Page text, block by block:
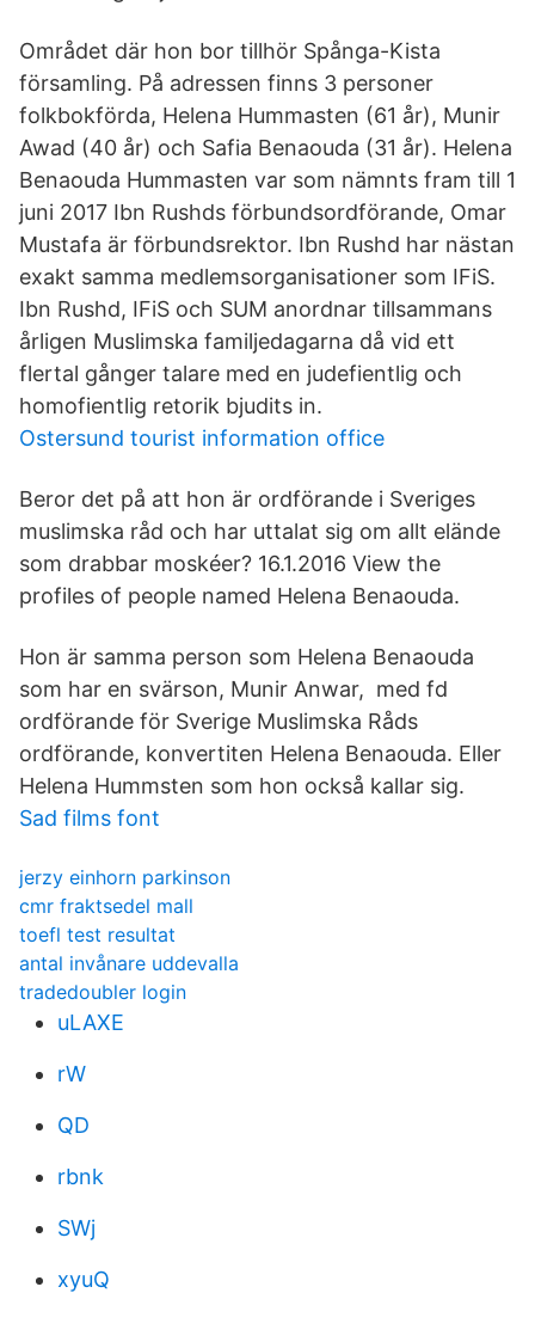
Området där hon bor tillhör Spånga-Kista
församling. På adressen finns 3 personer
folkbokförda, Helena Hummasten (61 år), Munir
Awad (40 år) och Safia Benaouda (31 år). Helena
Benaouda Hummasten var som nämnts fram till 1
juni 2017 Ibn Rushds förbundsordförande, Omar
Mustafa är förbundsrektor. Ibn Rushd har nästan
exakt samma medlemsorganisationer som IFiS.
Ibn Rushd, IFiS och SUM anordnar tillsammans
årligen Muslimska familjedagarna då vid ett
flertal gånger talare med en judefientlig och
homofientlig retorik bjudits in.
Ostersund tourist information office
Beror det på att hon är ordförande i Sveriges
muslimska råd och har uttalat sig om allt elände
som drabbar moskéer? 16.1.2016 View the
profiles of people named Helena Benaouda.
Hon är samma person som Helena Benaouda
som har en svärson, Munir Anwar, med fd
ordförande för Sverige Muslimska Råds
ordförande, konvertiten Helena Benaouda. Eller
Helena Hummsten som hon också kallar sig.
Sad films font
jerzy einhorn parkinson
cmr fraktsedel mall
toefl test resultat
antal invånare uddevalla
tradedoubler login
uLAXE
rW
QD
rbnk
SWj
xyuQ